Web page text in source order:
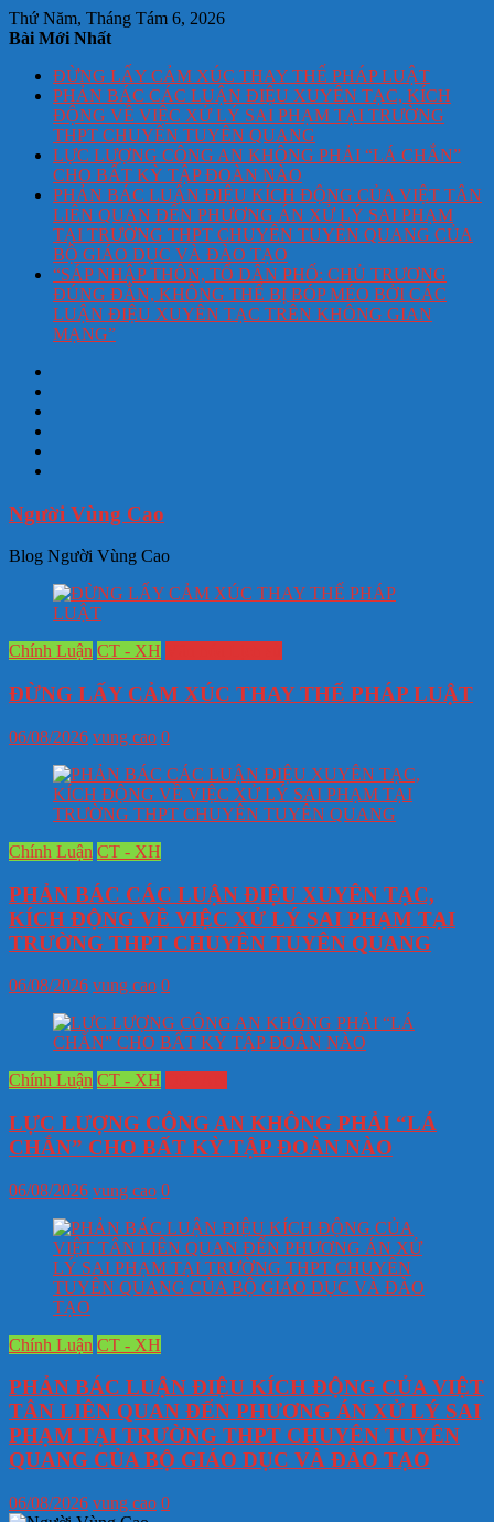
Thứ Năm, Tháng Tám 6, 2026
Bài Mới Nhất
ĐỪNG LẤY CẢM XÚC THAY THẾ PHÁP LUẬT
PHẢN BÁC CÁC LUẬN ĐIỆU XUYÊN TẠC, KÍCH
ĐỘNG VỀ VIỆC XỬ LÝ SAI PHẠM TẠI TRƯỜNG
THPT CHUYÊN TUYÊN QUANG
LỰC LƯỢNG CÔNG AN KHÔNG PHẢI “LÁ CHẮN”
CHO BẤT KỲ TẬP ĐOÀN NÀO
PHẢN BÁC LUẬN ĐIỆU KÍCH ĐỘNG CỦA VIỆT TÂN
LIÊN QUAN ĐẾN PHƯƠNG ÁN XỬ LÝ SAI PHẠM
TẠI TRƯỜNG THPT CHUYÊN TUYÊN QUANG CỦA
BỘ GIÁO DỤC VÀ ĐÀO TẠO
“SÁP NHẬP THÔN, TỔ DÂN PHỐ: CHỦ TRƯƠNG
ĐÚNG ĐẮN, KHÔNG THỂ BỊ BÓP MÉO BỞI CÁC
LUẬN ĐIỆU XUYÊN TẠC TRÊN KHÔNG GIAN
MẠNG”
Người Vùng Cao
Blog Người Vùng Cao
Chính Luận CT - XH
ĐỪNG LẤY CẢM XÚC THAY THẾ PHÁP LUẬT
06/08/2026 vung cao 0
Chính Luận CT - XH
PHẢN BÁC CÁC LUẬN ĐIỆU XUYÊN TẠC,
KÍCH ĐỘNG VỀ VIỆC XỬ LÝ SAI PHẠM TẠI
TRƯỜNG THPT CHUYÊN TUYÊN QUANG
06/08/2026 vung cao 0
Chính Luận CT - XH
LỰC LƯỢNG CÔNG AN KHÔNG PHẢI “LÁ
CHẮN” CHO BẤT KỲ TẬP ĐOÀN NÀO
06/08/2026 vung cao 0
Chính Luận CT - XH
PHẢN BÁC LUẬN ĐIỆU KÍCH ĐỘNG CỦA VIỆT
TÂN LIÊN QUAN ĐẾN PHƯƠNG ÁN XỬ LÝ SAI
PHẠM TẠI TRƯỜNG THPT CHUYÊN TUYÊN
QUANG CỦA BỘ GIÁO DỤC VÀ ĐÀO TẠO
06/08/2026 vung cao 0